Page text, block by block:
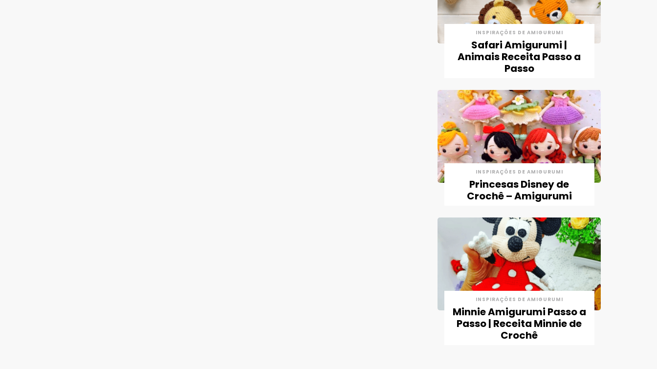
INSPIRAÇÕES DE AMIGURUMI
Safari Amigurumi |
Animais Receita Passo a
Passo
INSPIRAÇÕES DE AMIGURUMI
Princesas Disney de
Crochê – Amigurumi
INSPIRAÇÕES DE AMIGURUMI
Minnie Amigurumi Passo a
Passo | Receita Minnie de
Crochê